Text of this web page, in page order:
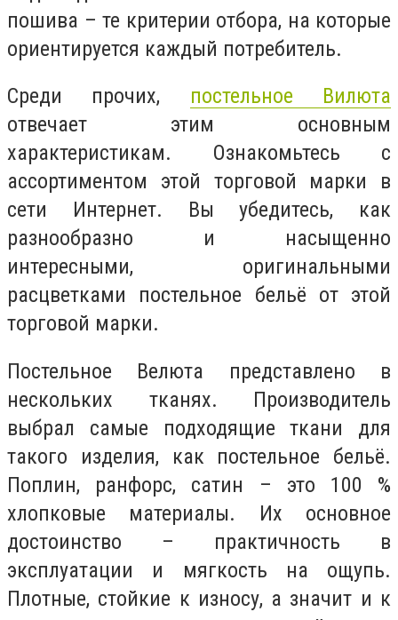
пошива – те критерии отбора, на которые
ориентируется каждый потребитель.
Среди прочих, постельное Вилюта
отвечает этим основным
характеристикам. Ознакомьтесь с
ассортиментом этой торговой марки в
сети Интернет. Вы убедитесь, как
разнообразно и насыщенно
интересными, оригинальными
расцветками постельное бельё от этой
торговой марки.
Постельное Велюта представлено в
нескольких тканях. Производитель
выбрал самые подходящие ткани для
такого изделия, как постельное бельё.
Поплин, ранфорс, сатин – это 100 %
хлопковые материалы. Их основное
достоинство – практичность в
эксплуатации и мягкость на ощупь.
Плотные, стойкие к износу, а значит и к